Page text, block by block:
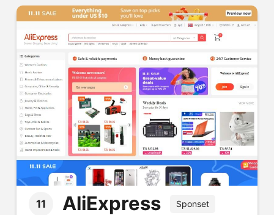
11 AliExpress Sponset